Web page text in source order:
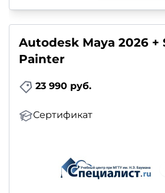
Autodesk Maya 2026 +
Painter
23 990 руб.
Сертификат